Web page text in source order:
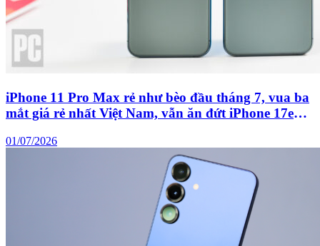
iPhone 11 Pro Max rẻ như bèo đầu tháng 7, vua ba
mắt giá rẻ nhất Việt Nam, vẫn ăn đứt iPhone 17e
01/07/2026